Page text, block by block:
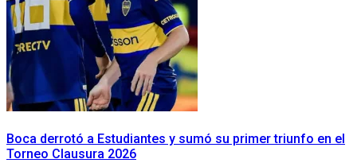
Boca derrotó a Estudiantes y sumó su primer triunfo en el
Torneo Clausura 2026